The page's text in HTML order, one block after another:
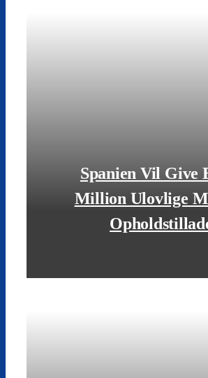
Spanien Vil Give
Million Ulovlige